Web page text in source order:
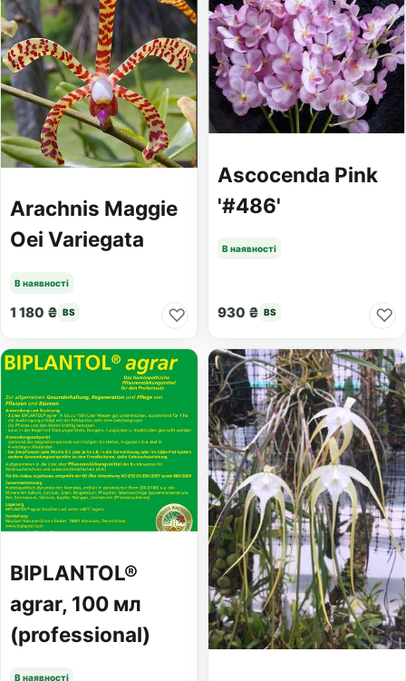
Arachnis Maggie
Oei Variegata
В наявності
1 180 ₴ BS ♡
Ascocenda Pink
'#486'
В наявності
930 ₴ BS ♡
BIPLANTOL®
agrar, 100 мл
(professional)
В наявності